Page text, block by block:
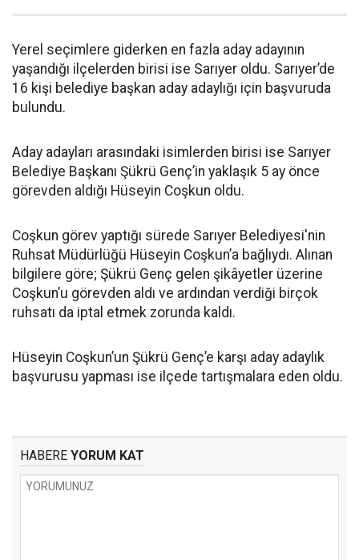
Yerel seçimlere giderken en fazla aday adayının
yaşandığı ilçelerden birisi ise Sarıyer oldu. Sarıyer’de
16 kişi belediye başkan aday adaylığı için başvuruda
bulundu.
Aday adayları arasındaki isimlerden birisi ise Sarıyer
Belediye Başkanı Şükrü Genç’in yaklaşık 5 ay önce
görevden aldığı Hüseyin Coşkun oldu.
Coşkun görev yaptığı sürede Sarıyer Belediyesi'nin
Ruhsat Müdürlüğü Hüseyin Coşkun’a bağlıydı. Alınan
bilgilere göre; Şükrü Genç gelen şikâyetler üzerine
Coşkun’u görevden aldı ve ardından verdiği birçok
ruhsatı da iptal etmek zorunda kaldı.
Hüseyin Coşkun’un Şükrü Genç’e karşı aday adaylık
başvurusu yapması ise ilçede tartışmalara eden oldu.
HABERE YORUM KAT